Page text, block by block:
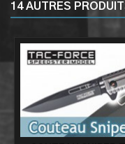
14 AUTRES